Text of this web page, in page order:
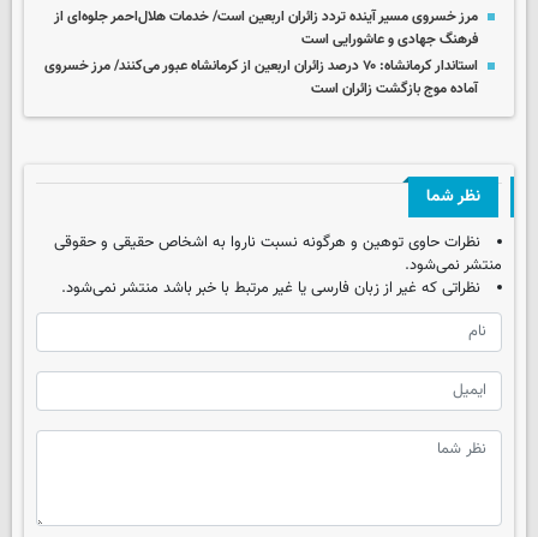
مرز خسروی مسیر آینده تردد زائران اربعین است/ خدمات هلال‌احمر جلوه‌ای از
فرهنگ جهادی و عاشورایی است
استاندار کرمانشاه: ۷۰ درصد زائران اربعین از کرمانشاه عبور می‌کنند/ مرز خسروی
آماده موج بازگشت زائران است
نظر شما
نظرات حاوی توهین و هرگونه نسبت ناروا به اشخاص حقیقی و حقوقی
منتشر نمی‌شود.
نظراتی که غیر از زبان فارسی یا غیر مرتبط با خبر باشد منتشر نمی‌شود.